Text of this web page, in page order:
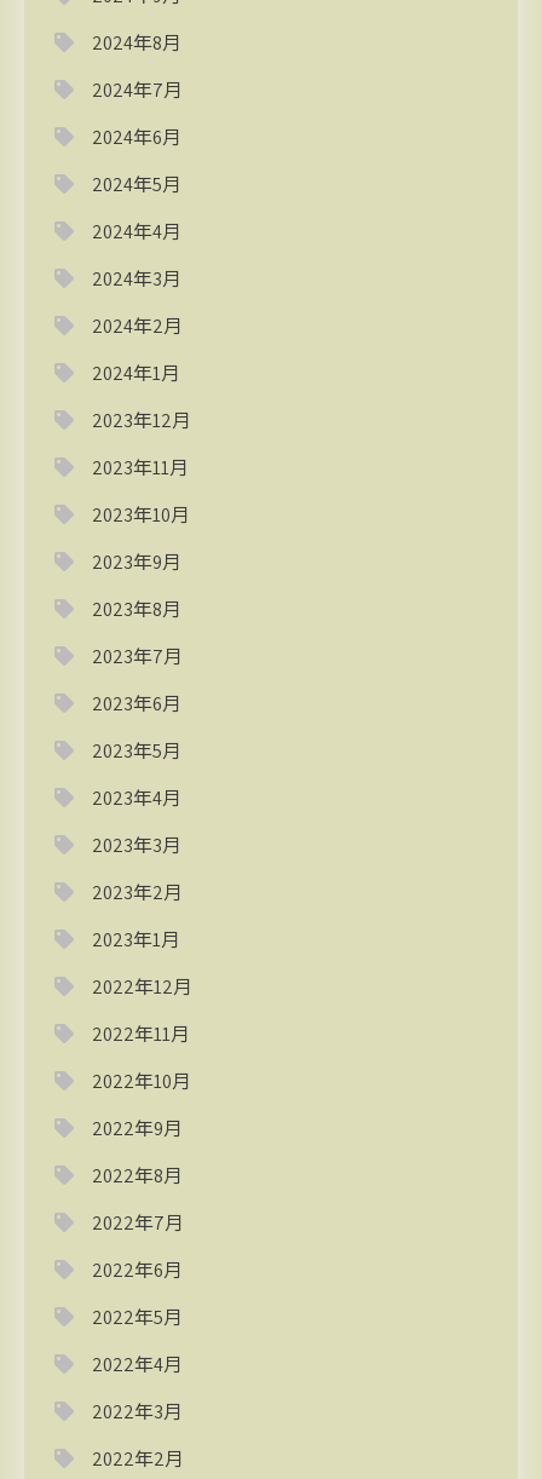
2024年8月
2024年7月
2024年6月
2024年5月
2024年4月
2024年3月
2024年2月
2024年1月
2023年12月
2023年11月
2023年10月
2023年9月
2023年8月
2023年7月
2023年6月
2023年5月
2023年4月
2023年3月
2023年2月
2023年1月
2022年12月
2022年11月
2022年10月
2022年9月
2022年8月
2022年7月
2022年6月
2022年5月
2022年4月
2022年3月
2022年2月